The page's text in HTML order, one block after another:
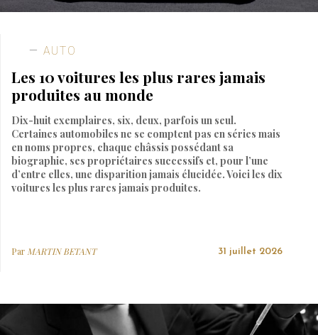
AUTO
Les 10 voitures les plus rares jamais
produites au monde
Dix-huit exemplaires, six, deux, parfois un seul.
Certaines automobiles ne se comptent pas en séries mais
en noms propres, chaque châssis possédant sa
biographie, ses propriétaires successifs et, pour l’une
d’entre elles, une disparition jamais élucidée. Voici les dix
voitures les plus rares jamais produites.
ParMARTIN BETANT 31 juillet 2026